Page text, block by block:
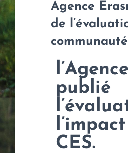
Agence
de
publié
CES.